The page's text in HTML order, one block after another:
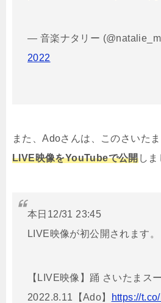
— 音楽ナタリー
2022
また、Adoさんは、このさいた
LIVE映像をYouTubeで公開しま
本日12/31 23:45
LIVE映像が初公開されます。
【LIVE映像】踊 さいたまス
2022.8.11【Ado】
https://